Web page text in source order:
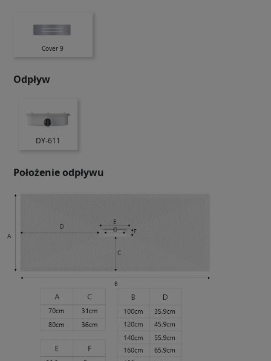
Cover 9
Odpływ
DY-611
Położenie odpływu